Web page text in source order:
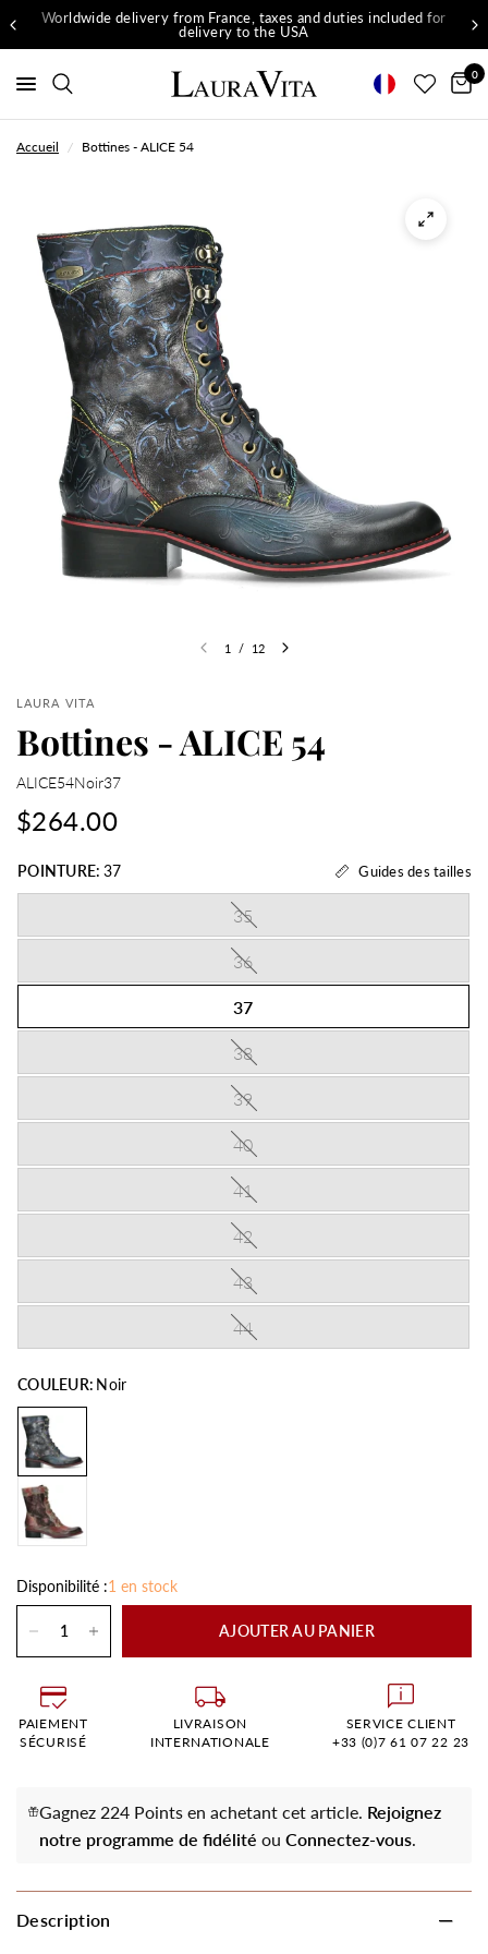
Worldwide delivery from France, taxes and duties included for
delivery to the USA
0
Accueil / Bottines - ALICE 54
1 / 12
LAURA VITA
Bottines - ALICE 54
ALICE54Noir37
$264.00
POINTURE: 37 Guides des tailles
35
36
37
38
39
40
41
42
43
44
COULEUR: Noir
Disponibilité :1 en stock
AJOUTER AU PANIER
PAIEMENT
SÉCURISÉ
LIVRAISON
INTERNATIONALE
SERVICE CLIENT
+33 (0)7 61 07 22 23
Gagnez 224 Points en achetant cet article. Rejoignez
notre programme de fidélité ou Connectez-vous.
Description